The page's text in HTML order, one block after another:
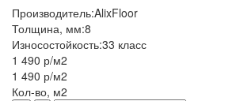
Производитель:AlixFloor
Толщина, мм:8
Износостойкость:33 класс
1 490 р/м2
1 490 р/м2
Кол-во, м2